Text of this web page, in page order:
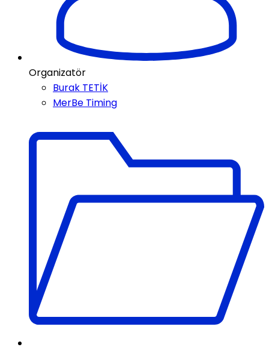
Organizatör
Burak TETİK
MerBe Timing